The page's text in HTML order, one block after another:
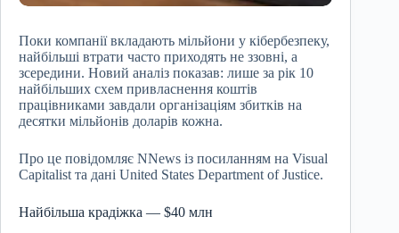
Поки компанії вкладають мільйони у кібербезпеку,
найбільші втрати часто приходять не ззовні, а
зсередини. Новий аналіз показав: лише за рік 10
найбільших схем привласнення коштів
працівниками завдали організаціям збитків на
десятки мільйонів доларів кожна.
Про це повідомляє NNews із посиланням на Visual
Capitalist та дані United States Department of Justice.
Найбільша крадіжка — $40 млн